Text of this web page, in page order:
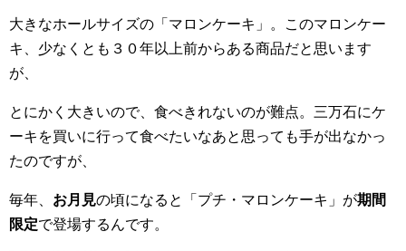
大きなホールサイズの「マロンケーキ」。このマロンケー
キ、少なくとも３０年以上前からある商品だと思います
が、
とにかく大きいので、食べきれないのが難点。三万石にケ
ーキを買いに行って食べたいなあと思っても手が出なかっ
たのですが、
毎年、 お月見の頃になると「プチ・マロンケーキ」が期間
限定で登場するんです。